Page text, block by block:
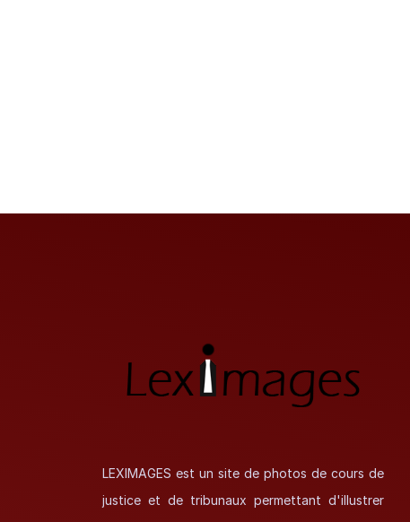
LEXIMAGES est un site de photos de cours de
justice et de tribunaux permettant d'illustrer